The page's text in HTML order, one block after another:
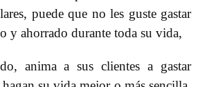
puede que no les guste gastar
y ahorrado durante toda su vida,
anima a sus clientes a gastar